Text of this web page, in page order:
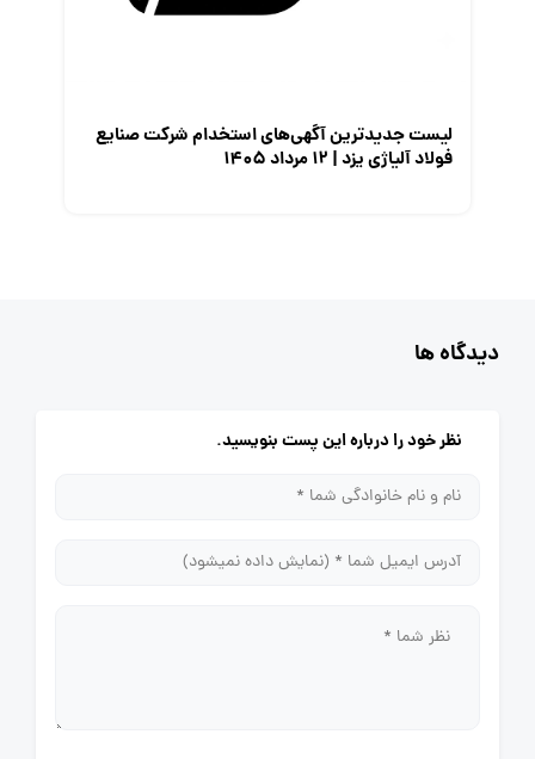
لیست جدیدترین آگهی‌های استخدام شرکت صنایع
فولاد آلیاژی یزد | ۱۲ مرداد ۱۴۰۵
دیدگاه ها
نظر خود را درباره این پست بنویسید.